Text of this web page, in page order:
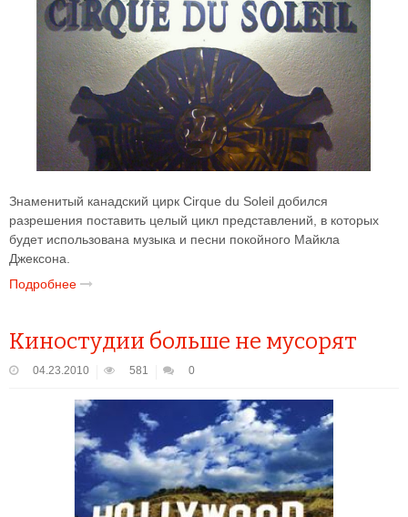
Знаменитый канадский цирк Cirque du Soleil добился
разрешения поставить целый цикл представлений, в которых
будет использована музыка и песни покойного Майкла
Джексона.
Подробнее
Киностудии больше не мусорят
04.23.2010 581 0